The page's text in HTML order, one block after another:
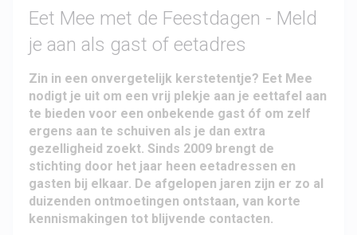
Eet Mee met de Feestdagen - Meld
je aan als gast of eetadres
Zin in een onvergetelijk kerstetentje? Eet Mee
nodigt je uit om een vrij plekje aan je eettafel aan
te bieden voor een onbekende gast óf om zelf
ergens aan te schuiven als je dan extra
gezelligheid zoekt. Sinds 2009 brengt de
stichting door het jaar heen eetadressen en
gasten bij elkaar. De afgelopen jaren zijn er zo al
duizenden ontmoetingen ontstaan, van korte
kennismakingen tot blijvende contacten.